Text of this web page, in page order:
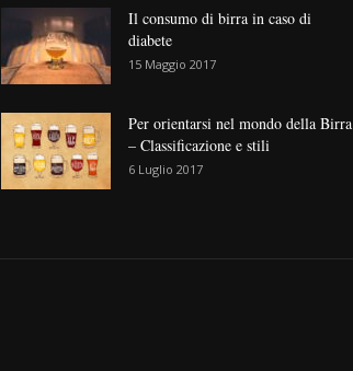
Il consumo di birra in caso di
diabete
15 Maggio 2017
Per orientarsi nel mondo della Birra
– Classificazione e stili
6 Luglio 2017